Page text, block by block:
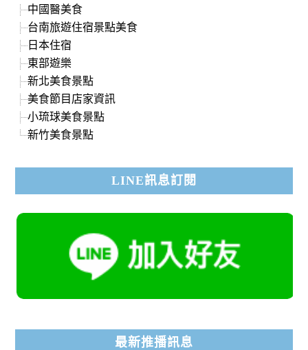
中國醫美食
台南旅遊住宿景點美食
日本住宿
東部遊樂
新北美食景點
美食節目店家資訊
小琉球美食景點
新竹美食景點
LINE訊息訂閱
最新推播訊息